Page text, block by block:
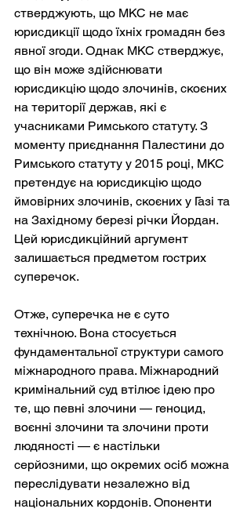
стверджують, що МКС не має
юрисдикції щодо їхніх громадян без
явної згоди. Однак МКС стверджує,
що він може здійснювати
юрисдикцію щодо злочинів, скоєних
на території держав, які є
учасниками Римського статуту. З
моменту приєднання Палестини до
Римського статуту у 2015 році, МКС
претендує на юрисдикцію щодо
ймовірних злочинів, скоєних у Газі та
на Західному березі річки Йордан.
Цей юрисдикційний аргумент
залишається предметом гострих
суперечок.
Отже, суперечка не є суто
технічною. Вона стосується
фундаментальної структури самого
міжнародного права. Міжнародний
кримінальний суд втілює ідею про
те, що певні злочини — геноцид,
воєнні злочини та злочини проти
людяності — є настільки
серйозними, що окремих осіб можна
переслідувати незалежно від
національних кордонів. Опоненти